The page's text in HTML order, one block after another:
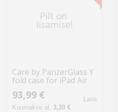
Care by PanzerGlass Y
fold case for iPad Air
gray
93,99 €
Kuumakse al. 3,20 €
Laos